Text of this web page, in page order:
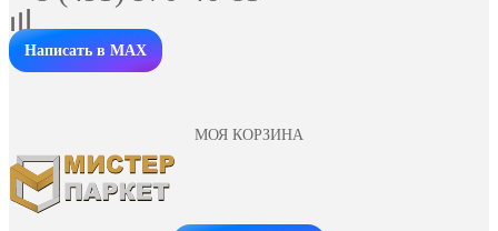
Написать в MAX
МОЯ КОРЗИНА